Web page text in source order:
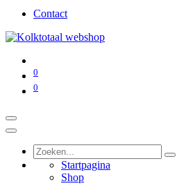
Contact
0
0
Startpagina
Shop